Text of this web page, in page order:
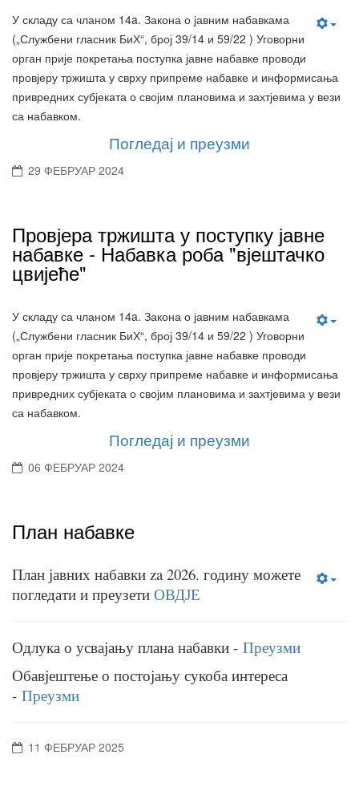
У складу са чланом 14a. Закона о јавним набавкама
(„Службени гласник БиХ“, број 39/14 и 59/22 ) Уговорни
орган прије покретања поступка јавне набавке проводи
провјеру тржишта у сврху припреме набавке и информисања
привредних субјеката о својим плановима и захтјевима у вези
са набавком.
Погледај и преузми
29 ФЕБРУАР 2024
Провјера тржишта у поступку јавне
набавке - Набавка роба "вјештачко
цвијеће"
У складу са чланом 14a. Закона о јавним набавкама
(„Службени гласник БиХ“, број 39/14 и 59/22 ) Уговорни
орган прије покретања поступка јавне набавке проводи
провјеру тржишта у сврху припреме набавке и информисања
привредних субјеката о својим плановима и захтјевима у вези
са набавком.
Погледај и преузми
06 ФЕБРУАР 2024
План набавке
План јавних набавки za 2026. годину можете
погледати и преузети ОВДЈЕ
Одлука о усвајању плана набавки - Преузми
Обавјештење о постојању сукоба интереса
- Преузми
11 ФЕБРУАР 2025